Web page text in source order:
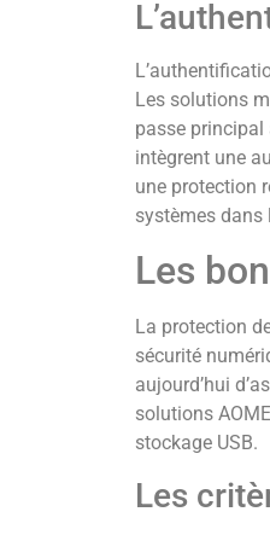
Les solutions
passe principal
intègrent une
une protection
systèmes dans
Les
La protection
sécurité
aujourd’hui
solutions
stockage USB.
Les